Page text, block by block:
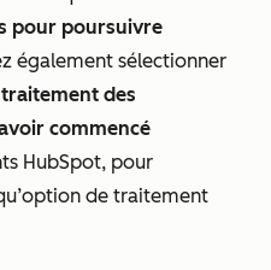
pour poursuivre
également sélectionner
des
commencé
HubSpot, pour
de traitement